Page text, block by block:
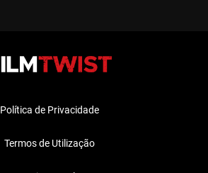
Política de Privacidade
Termos de Utilização